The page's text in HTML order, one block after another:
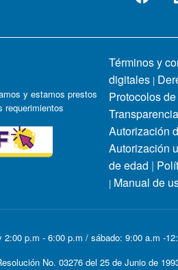
y estamos prestos
requerimientos
Términos y
digitales |
Protocolos
Autorización
Autorización
de edad |
| Manual de
p.m - 6:00 p.m / sábado: 9:00 a.m -
No. 03276 del 25 de Junio de